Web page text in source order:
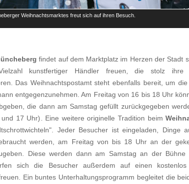
Weihnachtsmarktes freut sich auf ihren Besuch.
findet auf dem Marktplatz im Herzen der Stadt
kunstfertiger Händler freuen, die stolz ihre
Das Weihnachtspostamt steht ebenfalls bereit, um
entgegenzunehmen. Am Freitag von 16 bis 18 Uhr
die dann am Samstag gefüllt zurückgegeben
17 Uhr). Eine weitere originelle Tradition beim
Jeder Besucher ist eingeladen, Dinge
werden, am Freitag von bis 18 Uhr an der
Diese werden dann am Samstag an der Bühne
sich die Besucher außerdem auf einen kostenlos
Ein buntes Unterhaltungsprogramm begleitet die